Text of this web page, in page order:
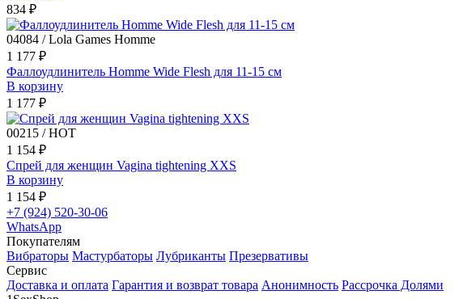
834 ₽
04084 / Lola Games Homme
1 177 ₽
Фаллоудлинитель Homme Wide Flesh для 11-15 см
В корзину
1 177 ₽
00215 / HOT
1 154 ₽
Спрей для женщин Vagina tightening XXS
В корзину
1 154 ₽
+7 (924) 520-30-06
WhatsApp
Покупателям
Вибраторы Мастурбаторы Лубриканты Презервативы
Сервис
Доставка и оплата Гарантия и возврат товара Анонимность Рассрочка Долями